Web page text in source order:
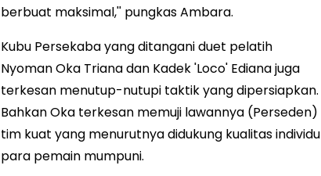
berbuat maksimal,'' pungkas Ambara.
Kubu Persekaba yang ditangani duet pelatih
Nyoman Oka Triana dan Kadek 'Loco' Ediana juga
terkesan menutup-nutupi taktik yang dipersiapkan.
Bahkan Oka terkesan memuji lawannya (Perseden)
tim kuat yang menurutnya didukung kualitas individu
para pemain mumpuni.